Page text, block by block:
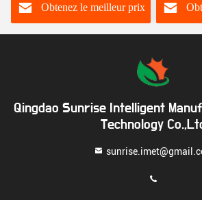
de pêche à la baleine
Appâts de pêche à la
Obtenez le meilleur prix
Qingdao Sunrise Intelligent
Technology